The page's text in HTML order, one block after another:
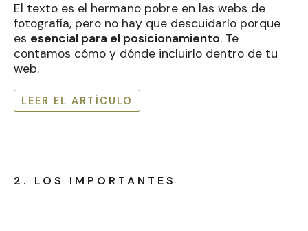
El texto es el hermano pobre en las webs de
fotografía, pero no hay que descuidarlo porque
es esencial para el posicionamiento. Te
contamos cómo y dónde incluirlo dentro de tu
web.
LEER EL ARTÍCULO
2. LOS IMPORTANTES